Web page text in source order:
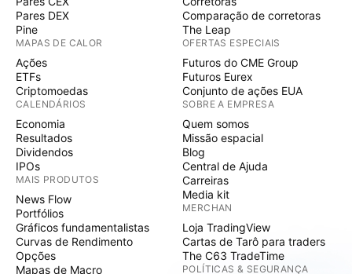
Pares DEX
Pine
MAPAS DE CALOR
Ações
ETFs
Criptomoedas
CALENDÁRIOS
Economia
Resultados
Dividendos
IPOs
MAIS PRODUTOS
News Flow
Portfólios
Gráficos fundamentalistas
Curvas de Rendimento
Opções
Mapas de Macro
Comparação de corretoras
The Leap
OFERTAS ESPECIAIS
Futuros do CME Group
Futuros Eurex
Conjunto de ações EUA
SOBRE A EMPRESA
Quem somos
Missão espacial
Blog
Central de Ajuda
Carreiras
Media kit
MERCHAN
Loja TradingView
Cartas de Tarô para traders
The C63 TradeTime
POLÍTICAS & SEGURANÇA